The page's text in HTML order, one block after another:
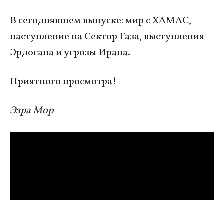
В сегодняшнем выпуске: мир с ХАМАС,
наступление на Сектор Газа, выступления
Эрдогана и угрозы Ирана.
Приятного просмотра!
Эзра Мор